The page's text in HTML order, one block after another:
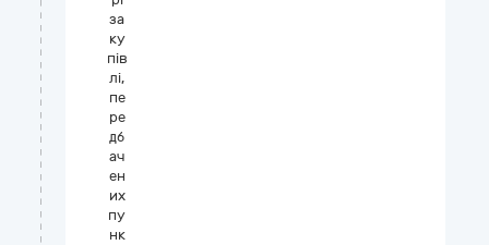
за
ку
пів
лі,
пе
ре
дб
ач
ен
их
пу
нк